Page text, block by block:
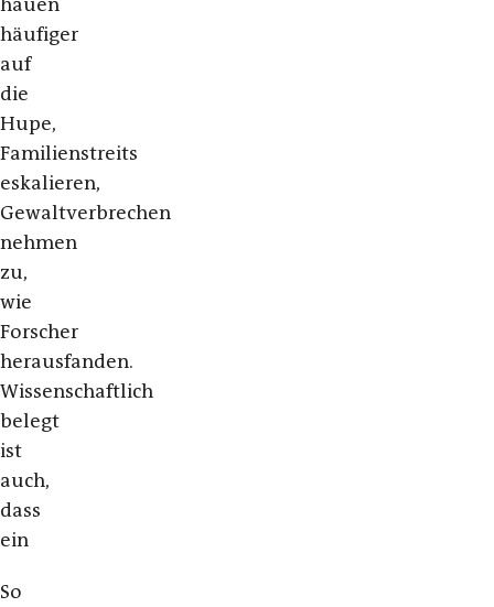
häufiger
auf
die
Hupe,
Familienstreits
eskalieren,
Gewaltverbrechen
nehmen
zu,
wie
Forscher
herausfanden.
Wissenschaftlich
belegt
ist
auch,
dass
ein
So